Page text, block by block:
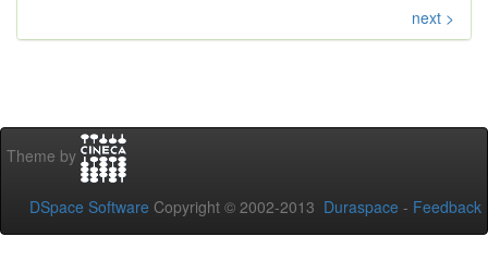
next >
Theme by
DSpace Software Copyright © 2002-2013 Duraspace - Feedback